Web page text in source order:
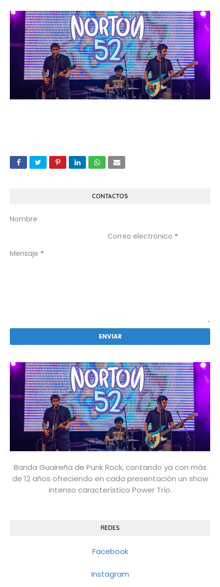
CONTACTOS
Nombre
Correo electrónico *
Mensaje *
Banda Guaireña de Punk Rock, contando ya con más
de 12 años ofreciendo en cada presentación un show
intenso característico Power Trío.
REDES
Facebook
Instagram